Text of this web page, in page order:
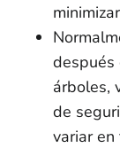
después
árboles,
de
variar